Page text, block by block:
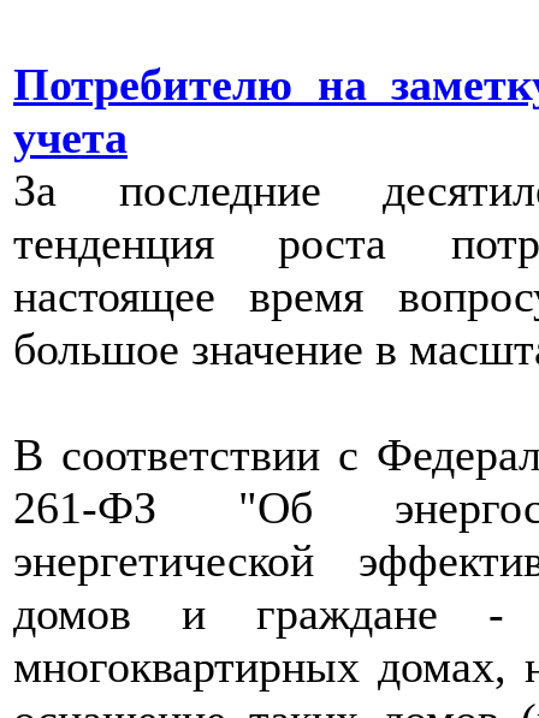
Потребителю на
учета
За последние
тенденция роста
настоящее время
большое значение в
В соответствии с
261-ФЗ "Об
энергетической
домов и граждане -
многоквартирных домах,